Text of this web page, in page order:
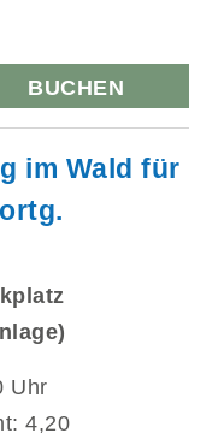
BUCHEN
im Wald für
Uhr
4,20